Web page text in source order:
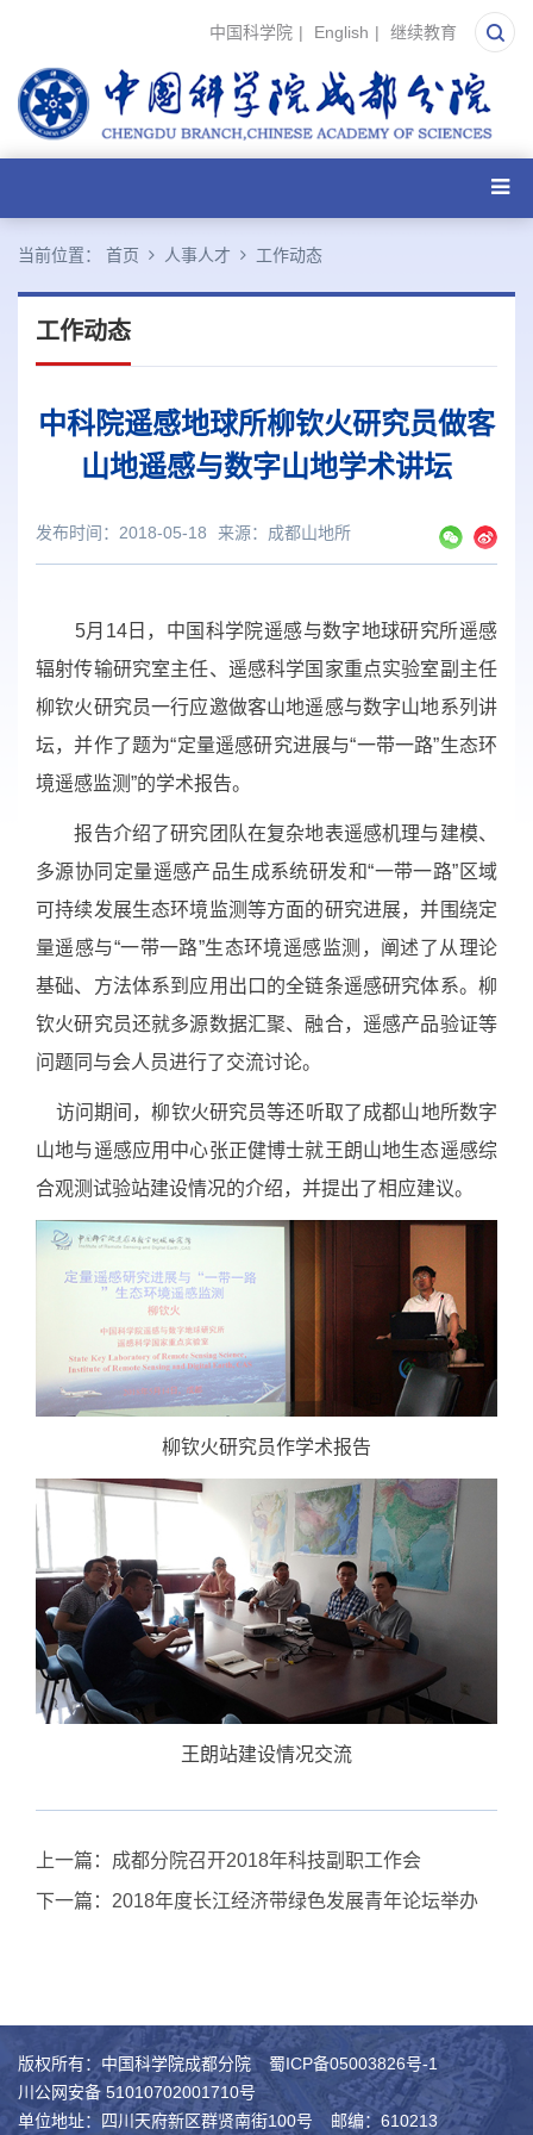
中国科学院 | English | 继续教育
当前位置： 首页 人事人才 工作动态
工作动态
中科院遥感地球所柳钦火研究员做客
山地遥感与数字山地学术讲坛
发布时间：2018-05-18 来源： 成都山地所
5月 14日，中国科学院遥感与数字地球研究所遥感
辐射传输研究室主任、遥感科学国家重点实验室副主任
柳钦火研究员一行应邀做客山地遥感与数字山地系列讲
坛，并作了题为“定量遥感研究进展与“一带一路”生态环
境遥感监测”的学术报告。
报告介绍了研究团队在复杂地表遥感机理与建模、
多源协同定量遥感产品生成系统研发和“一带一路”区域
可持续发展生态环境监测等方面的研究进展，并围绕定
量遥感与“一带一路”生态环境遥感监测，阐述了从理论
基础、方法体系到应用出口的全链条遥感研究体系。柳
钦火研究员还就多源数据汇聚、融合，遥感产品验证等
问题同与会人员进行了交流讨论。
访问期间，柳钦火研究员等还听取了成都山地所数字
山地与遥感应用中心张正健博士就王朗山地生态遥感综
合观测试验站建设情况的介绍，并提出了相应建议。
柳钦火研究员作学术报告
王朗站建设情况交流
上一篇： 成都分院召开2018年科技副职工作会
下一篇： 2018年度长江经济带绿色发展青年论坛举办
版权所有：中国科学院成都分院
蜀ICP备05003826号-1
川公网安备 51010702001710号
单位地址：四川天府新区群贤南街100号
邮编：610213